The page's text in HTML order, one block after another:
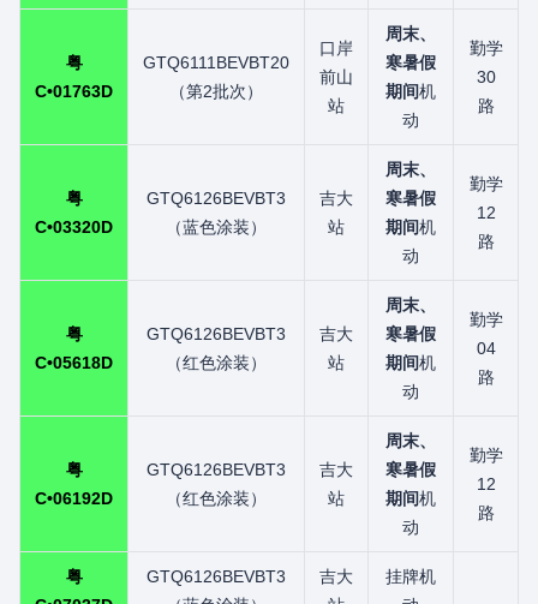
粤
C•01763D
GTQ6111BEVBT20
（第2批次）
口岸
前山
站
周末、
寒暑假
期间机
动
勤学
30
路
粤
C•03320D
GTQ6126BEVBT3
（蓝色涂装）
吉大
站
周末、
寒暑假
期间机
动
勤学
12
路
粤
C•05618D
GTQ6126BEVBT3
（红色涂装）
吉大
站
周末、
寒暑假
期间机
动
勤学
04
路
粤
C•06192D
GTQ6126BEVBT3
（红色涂装）
吉大
站
周末、
寒暑假
期间机
动
勤学
12
路
粤
GTQ6126BEVBT3
吉大
挂牌机